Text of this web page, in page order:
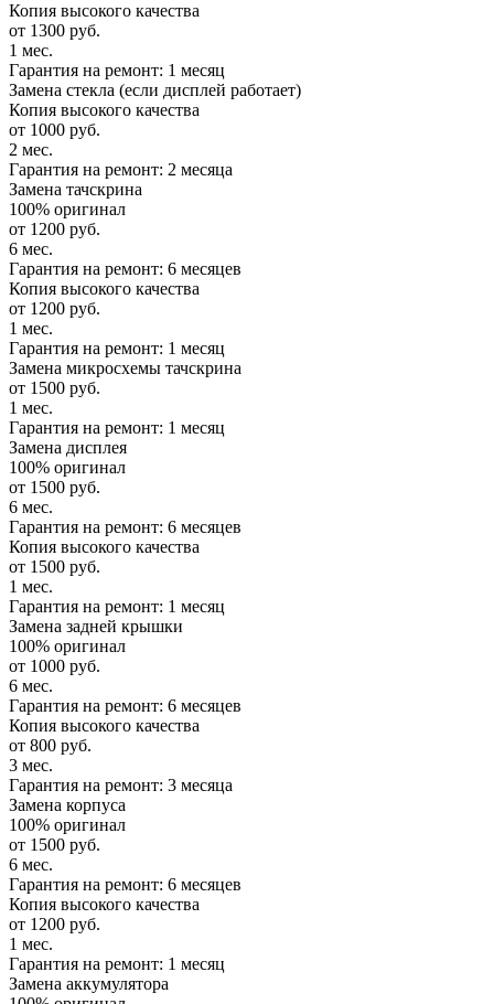
Копия высокого качества
от 1300 руб.
1 мес.
Гарантия на ремонт: 1 месяц
Замена стекла (если дисплей работает)
Копия высокого качества
от 1000 руб.
2 мес.
Гарантия на ремонт: 2 месяца
Замена тачскрина
100% оригинал
от 1200 руб.
6 мес.
Гарантия на ремонт: 6 месяцев
Копия высокого качества
от 1200 руб.
1 мес.
Гарантия на ремонт: 1 месяц
Замена микросхемы тачскрина
от 1500 руб.
1 мес.
Гарантия на ремонт: 1 месяц
Замена дисплея
100% оригинал
от 1500 руб.
6 мес.
Гарантия на ремонт: 6 месяцев
Копия высокого качества
от 1500 руб.
1 мес.
Гарантия на ремонт: 1 месяц
Замена задней крышки
100% оригинал
от 1000 руб.
6 мес.
Гарантия на ремонт: 6 месяцев
Копия высокого качества
от 800 руб.
3 мес.
Гарантия на ремонт: 3 месяца
Замена корпуса
100% оригинал
от 1500 руб.
6 мес.
Гарантия на ремонт: 6 месяцев
Копия высокого качества
от 1200 руб.
1 мес.
Гарантия на ремонт: 1 месяц
Замена аккумулятора